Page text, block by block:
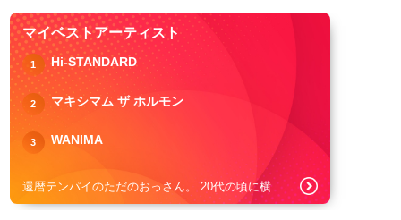
マイベストアーティスト
1 Hi-STANDARD
2 マキシマム ザ ホルモン
3 WANIMA
還暦テンパイのただのおっさん。 20代の頃に横乗りカルチャーが日常になり、サーフビデオやスノボビデオで NOFXやGreen Day、The OFFspringにどっぷりハマってはいたが洋楽志向だった。 湘南エリアだった頃にはLAULAを追っかけていたりもしたけど、裏趣味の釣り仲間から これ聴いてみて？って渡されたURLがWANIMAの「TRACE」。 ナニこの子達カッコいいじゃねぇか！ と、ハマりにハマって「Japanese Pride」の歌詞にある 「今は立派な君のパパも一度は聴いていたんだHi-STANDARD！」で、 ナンじゃそれ？となりググる。「Hi-STANDARD」「ハイスタ」で出るわ出るわ。 そこで目にした「NOFX」との繋がり。20年かかって一周回ってきたわｗ 今やハイスタは生きる上での大切な「糧」であり「希望」であり「輝く明日」です。 因みにこのタイミングでホルモンにもハマり今に至る。